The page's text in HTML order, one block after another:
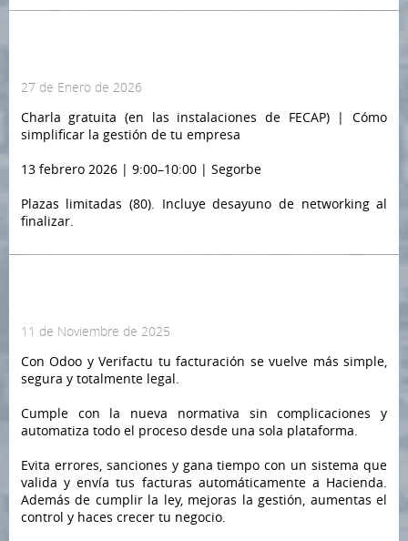
27 de Enero de 2026
Charla gratuita (en las instalaciones de FECAP) | Cómo
simplificar la gestión de tu empresa
13 febrero 2026 | 9:00–10:00 | Segorbe
Plazas limitadas (80). Incluye desayuno de networking al
finalizar.
11 de Noviembre de 2025
Con Odoo y Verifactu tu facturación se vuelve más simple,
segura y totalmente legal.
Cumple con la nueva normativa sin complicaciones y
automatiza todo el proceso desde una sola plataforma.
Evita errores, sanciones y gana tiempo con un sistema que
valida y envía tus facturas automáticamente a Hacienda.
Además de cumplir la ley, mejoras la gestión, aumentas el
control y haces crecer tu negocio.